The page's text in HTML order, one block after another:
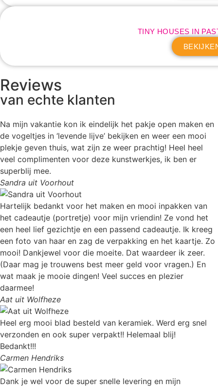
TINY HOUSES IN
Reviews
van echte klanten
Na mijn vakantie kon ik eindelijk het pakje open maken en
de vogeltjes in ‘levende lijve’ bekijken en weer een mooi
plekje geven thuis, wat zijn ze weer prachtig! Heel heel
veel complimenten voor deze kunstwerkjes, ik ben er
superblij mee.
Sandra uit Voorhout
Hartelijk bedankt voor het maken en mooi inpakken van
het cadeautje (portretje) voor mijn vriendin! Ze vond het
een heel lief gezichtje en een passend cadeautje. Ik kreeg
een foto van haar en zag de verpakking en het kaartje. Zo
mooi! Dankjewel voor die moeite. Dat waardeer ik zeer.
(Daar mag je trouwens best meer geld voor vragen.) En
wat maak je mooie dingen! Veel succes en plezier
daarmee!
Aat uit Wolfheze
Heel erg mooi blad besteld van keramiek. Werd erg snel
verzonden en ook super verpakt!! Helemaal blij!
Bedankt!!!
Carmen Hendriks
Dank je wel voor de super snelle levering en mijn